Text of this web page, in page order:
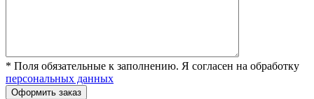
* Поля обязательные к заполнению. Я согласен на обработку
персональных данных